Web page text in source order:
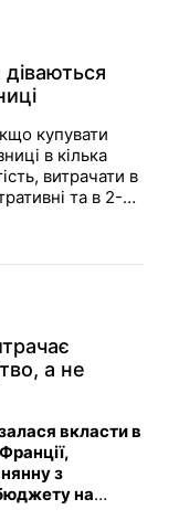
купувати
в кілька
витрачати в
та в 2-4
а не
вкласти в
з
на